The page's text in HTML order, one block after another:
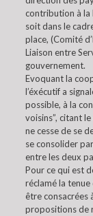
contribution à
soit dans le
place, (Comité
Liaison entre
gouvernement.
Evoquant la
l’éxécutif a
possible, à la
voisins”, citant
ne cesse de se
se consolider
entre les deux
Pour ce qui est
réclamé la
être consacrées
propositions de